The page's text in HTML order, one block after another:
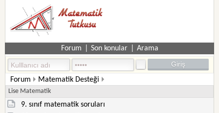
Forum Son konular Arama
Forum Matematik Desteği
Lise Matematik
9. sınıf matematik soruları